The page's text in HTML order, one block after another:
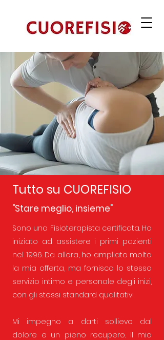
Tutto su CUOREFISIO
"Stare meglio, insieme"
Sono una Fisioterapista certificata. Ho
iniziato ad assistere i primi pazienti
nel 1996. Da allora, ho ampliato molto
la mia offerta, ma fornisco lo stesso
servizio intimo e personale degli inizi,
con gli stessi standard qualitativi.
Mi impegno a darti sollievo dal
dolore e un pieno recupero. Il mio